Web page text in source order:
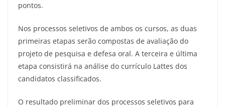
pontos.
Nos processos seletivos de ambos os cursos, as duas
primeiras etapas serão compostas de avaliação do
projeto de pesquisa e defesa oral. A terceira e última
etapa consistirá na análise do currículo Lattes dos
candidatos classificados.
O resultado preliminar dos processos seletivos para